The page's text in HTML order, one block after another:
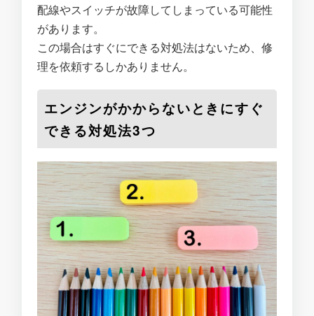
配線やスイッチが故障してしまっている可能性
があります。
この場合はすぐにできる対処法はないため、修
理を依頼するしかありません。
エンジンがかからないときにすぐ
できる対処法3つ